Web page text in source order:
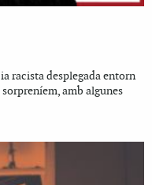
racista desplegada entorn
amb algunes